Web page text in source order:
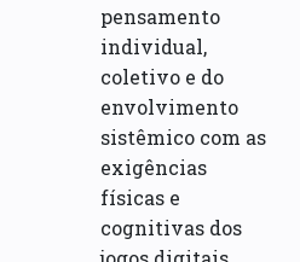
pensamento
individual,
coletivo e do
envolvimento
sistêmico com as
exigências
físicas e
cognitivas dos